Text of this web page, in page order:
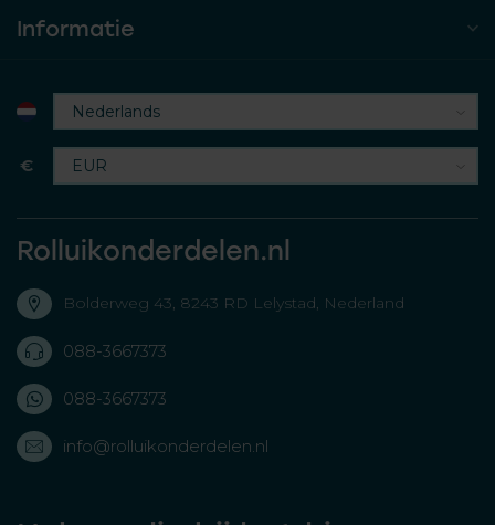
Informatie
€
Rolluikonderdelen.nl
Bolderweg 43, 8243 RD Lelystad, Nederland
088-3667373
088-3667373
info@rolluikonderdelen.nl